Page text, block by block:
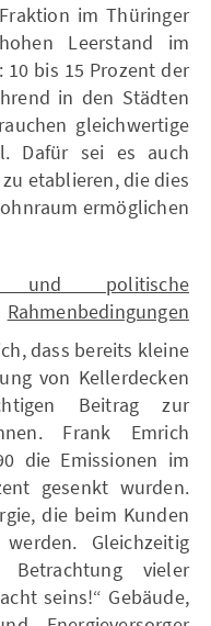
im Thüringer
Leerstand im
bis 15 Prozent der
in den Städten
gleichwertige
Dafür sei es auch
etablieren, die dies
ermöglichen.
und politische
Rahmenbedingungen
dass bereits kleine
von Kellerdecken
Beitrag zur
Frank Emrich
die Emissionen im
gesenkt wurden.
die beim Kunden
Gleichzeitig
vieler
seins!“ Gebäude,